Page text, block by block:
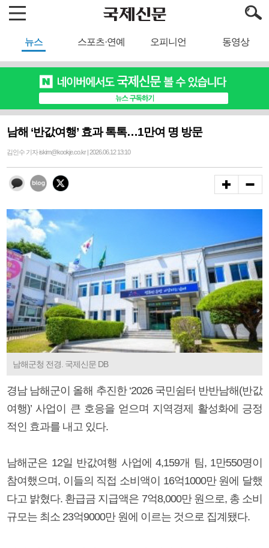
뉴스 스포츠·연예 오피니언 동영상
남해 ‘반값여행’ 효과 톡톡…1만여 명 방문
김인수 기자 iskim@kookje.co.kr | 2026.06.12 13:10
남해군청 전경. 국제신문 DB
경남 남해군이 올해 추진한 ‘2026 국민쉼터 반반남해(반값
여행)’ 사업이 큰 호응을 얻으며 지역경제 활성화에 긍정
적인 효과를 내고 있다.
남해군은 12일 반값여행 사업에 4,159개 팀, 1만550명이
참여했으며, 이들의 직접 소비액이 16억1000만 원에 달했
다고 밝혔다. 환급금 지급액은 7억8,000만 원으로, 총 소비
규모는 최소 23억9000만 원에 이르는 것으로 집계됐다.